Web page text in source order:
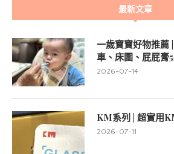
最新文章
一歲寶寶好物推薦
車、床圍、屁屁膏
2026-07-14
KM系列 | 超實用
2026-07-11